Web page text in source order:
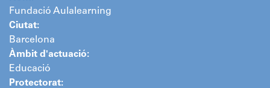
Fundació Aulalearning
Ciutat:
Barcelona
Àmbit d'actuació:
Educació
Protectorat: